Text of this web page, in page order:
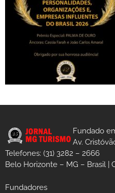
Fundado
Av.
Telefones: (31) 3282 – 2666
Belo Horizonte – MG – Brasil |
Fundadores